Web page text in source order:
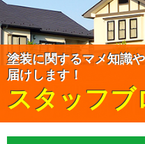
塗装に関するマメ知識
届けします！
スタッフブ